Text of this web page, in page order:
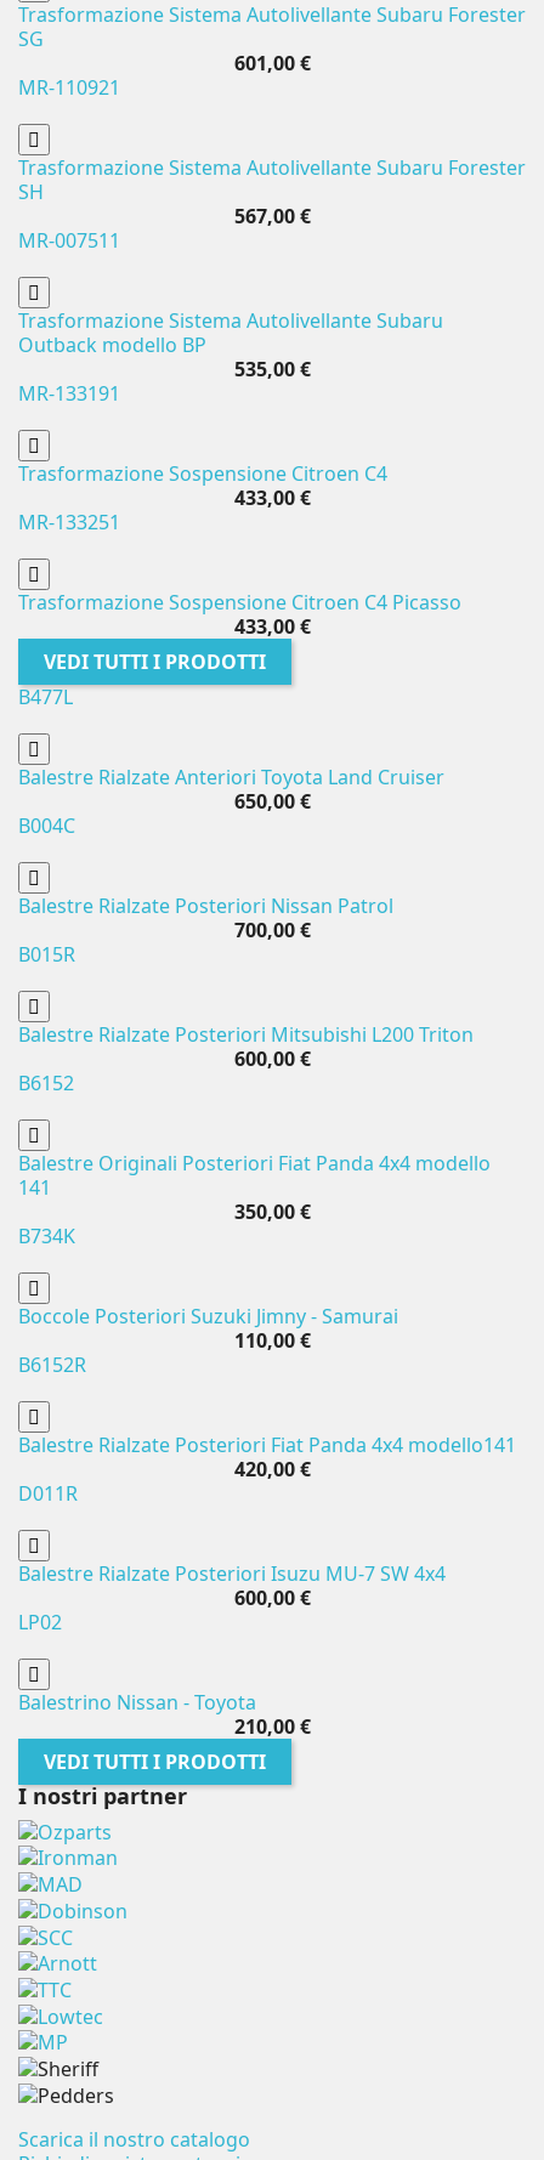
Trasformazione Sistema Autolivellante Subaru Forester
SG
601,00 €
MR-110921
Trasformazione Sistema Autolivellante Subaru Forester
SH
567,00 €
MR-007511
Trasformazione Sistema Autolivellante Subaru
Outback modello BP
535,00 €
MR-133191
Trasformazione Sospensione Citroen C4
433,00 €
MR-133251
Trasformazione Sospensione Citroen C4 Picasso
433,00 €
VEDI TUTTI I PRODOTTI
B477L
Balestre Rialzate Anteriori Toyota Land Cruiser
650,00 €
B004C
Balestre Rialzate Posteriori Nissan Patrol
700,00 €
B015R
Balestre Rialzate Posteriori Mitsubishi L200 Triton
600,00 €
B6152
Balestre Originali Posteriori Fiat Panda 4x4 modello
141
350,00 €
B734K
Boccole Posteriori Suzuki Jimny - Samurai
110,00 €
B6152R
Balestre Rialzate Posteriori Fiat Panda 4x4 modello141
420,00 €
D011R
Balestre Rialzate Posteriori Isuzu MU-7 SW 4x4
600,00 €
LP02
Balestrino Nissan - Toyota
210,00 €
VEDI TUTTI I PRODOTTI
I nostri partner
Scarica il nostro catalogo